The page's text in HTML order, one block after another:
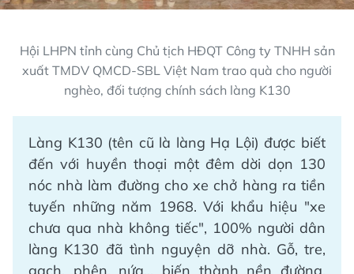
Hội LHPN tỉnh cùng Chủ tịch HĐQT Công ty TNHH sản
xuất TMDV QMCD-SBL Việt Nam trao quà cho người
nghèo, đối tượng chính sách làng K130
Làng K130 (tên cũ là làng Hạ Lội) được biết
đến với huyền thoại một đêm dời dọn 130
nóc nhà làm đường cho xe chở hàng ra tiền
tuyến những năm 1968. Với khẩu hiệu "xe
chưa qua nhà không tiếc", 100% người dân
làng K130 đã tình nguyện dỡ nhà. Gỗ, tre,
gạch, phên, nứa... biến thành nền đường.